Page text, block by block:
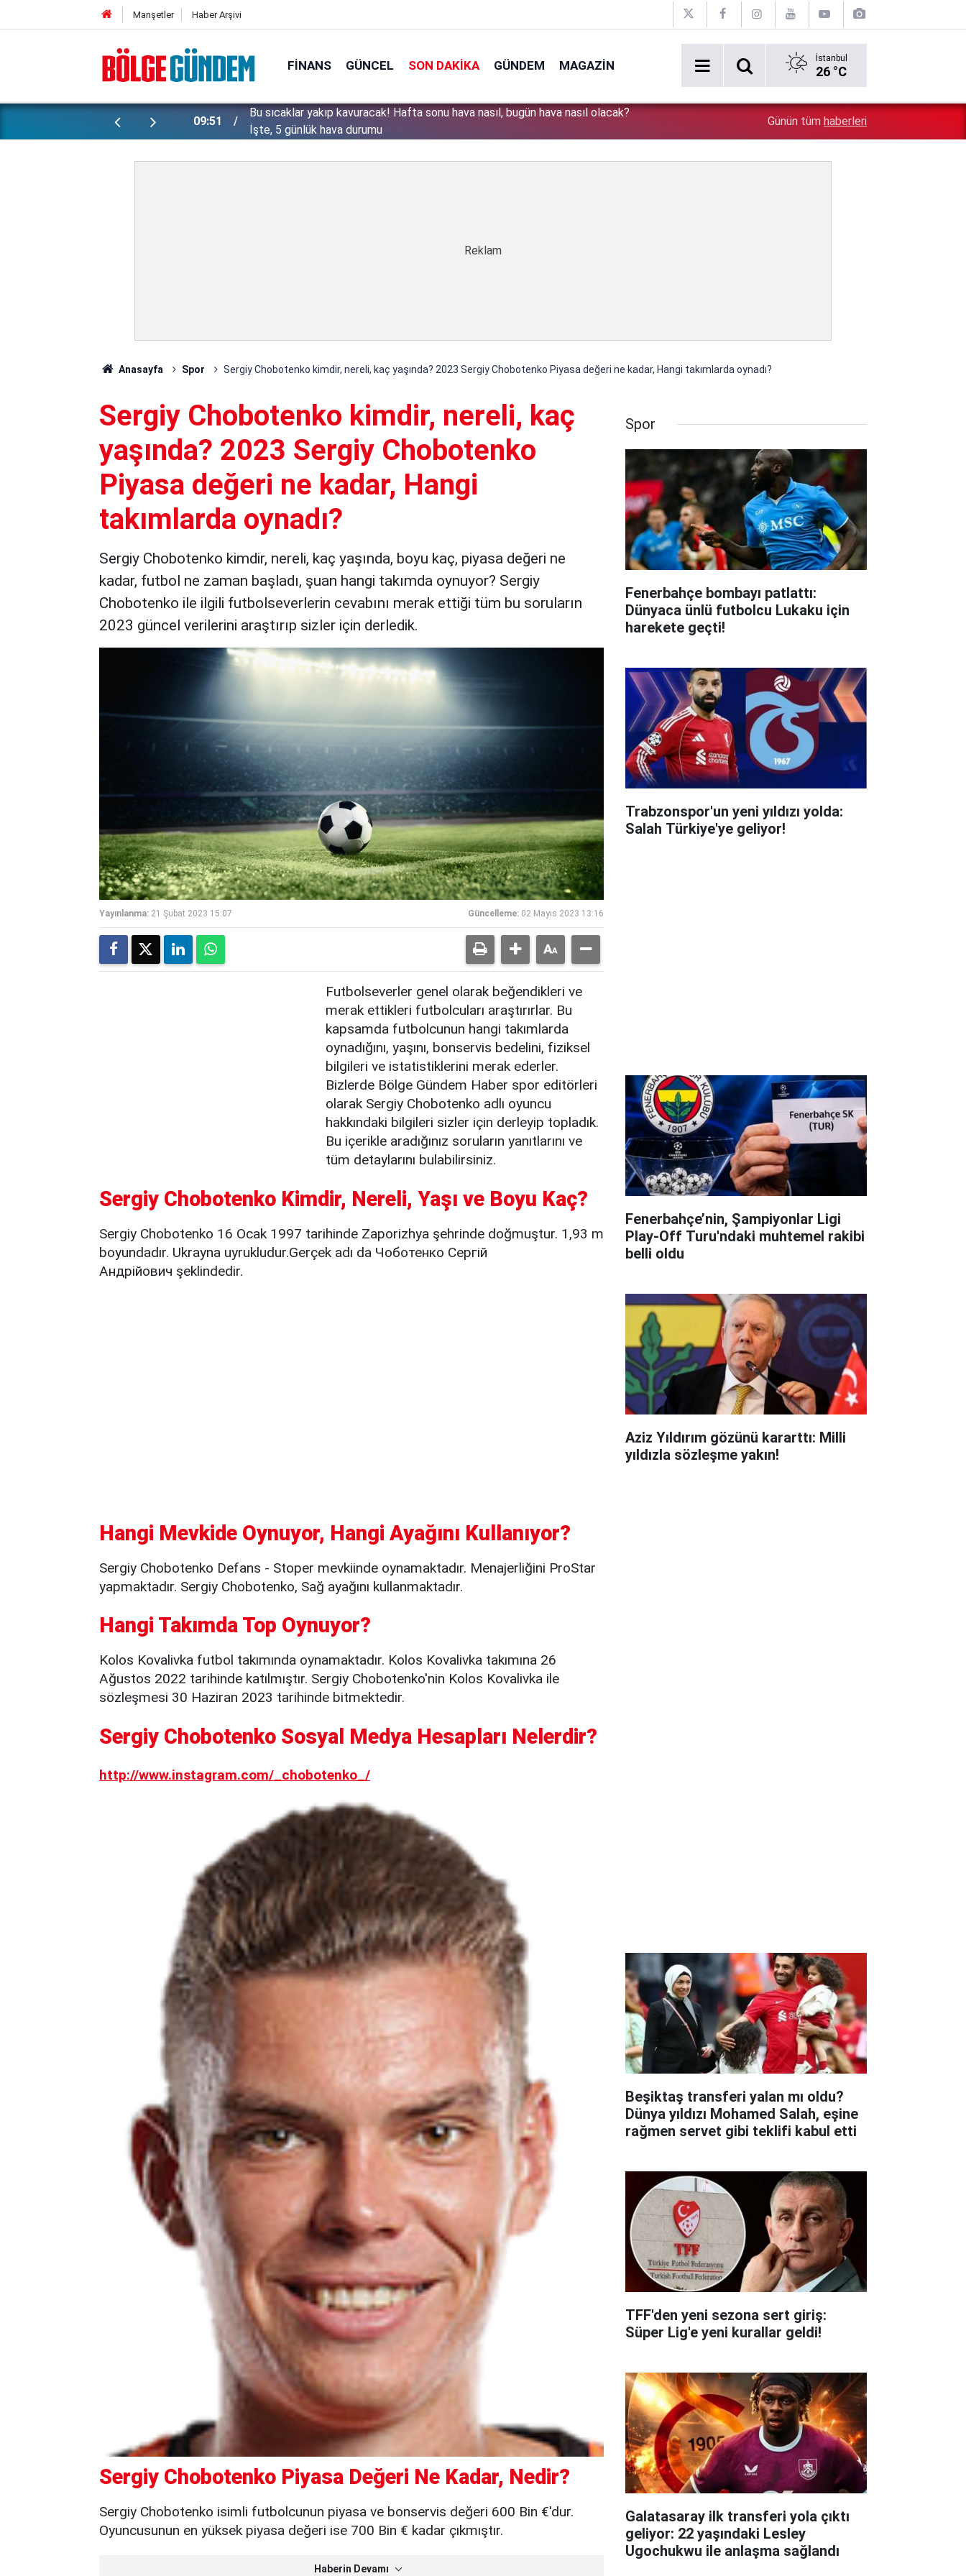
Manşetler Haber Arşivi
FINANS GÜNCEL SON DAKIKA GÜNDEM MAGAZIN İstanbul
26 °C
Başörtülü taraftara alaycı yorumu
09:51
Bu sıcaklar yakıp kavuracak! Hafta sonu hava nasıl, bugün hava nasıl olacak?
İşte, 5 günlük hava durumu
Terörsüz Türkiye yasa teklifi TBMM Adalet
Günün tüm haberleri
Anasayfa Spor Sergiy Chobotenko kimdir, nereli, kaç yaşında? 2023 Sergiy Chobotenko Piyasa değeri ne kadar, Hangi takımlarda oynadı?
Sergiy Chobotenko kimdir, nereli, kaç
yaşında? 2023 Sergiy Chobotenko
Piyasa değeri ne kadar, Hangi
takımlarda oynadı?
Sergiy Chobotenko kimdir, nereli, kaç yaşında, boyu kaç, piyasa değeri ne
kadar, futbol ne zaman başladı, şuan hangi takımda oynuyor? Sergiy
Chobotenko ile ilgili futbolseverlerin cevabını merak ettiği tüm bu soruların
2023 güncel verilerini araştırıp sizler için derledik.
Yayınlanma: 21 Şubat 2023 15:07 Güncelleme: 02 Mayıs 2023 13:16
Futbolseverler genel olarak beğendikleri ve
merak ettikleri futbolcuları araştırırlar. Bu
kapsamda futbolcunun hangi takımlarda
oynadığını, yaşını, bonservis bedelini, fiziksel
bilgileri ve istatistiklerini merak ederler.
Bizlerde Bölge Gündem Haber spor editörleri
olarak Sergiy Chobotenko adlı oyuncu
hakkındaki bilgileri sizler için derleyip topladık.
Bu içerikle aradığınız soruların yanıtlarını ve
tüm detaylarını bulabilirsiniz.
Sergiy Chobotenko Kimdir, Nereli, Yaşı ve Boyu Kaç?
Sergiy Chobotenko 16 Ocak 1997 tarihinde Zaporizhya şehrinde doğmuştur. 1,93 m
boyundadır. Ukrayna uyrukludur.Gerçek adı da Чоботенко Сергій
Андрійович şeklindedir.
Hangi Mevkide Oynuyor, Hangi Ayağını Kullanıyor?
Sergiy Chobotenko Defans - Stoper mevkiinde oynamaktadır. Menajerliğini ProStar
yapmaktadır. Sergiy Chobotenko, Sağ ayağını kullanmaktadır.
Hangi Takımda Top Oynuyor?
Kolos Kovalivka futbol takımında oynamaktadır. Kolos Kovalivka takımına 26
Ağustos 2022 tarihinde katılmıştır. Sergiy Chobotenko'nin Kolos Kovalivka ile
sözleşmesi 30 Haziran 2023 tarihinde bitmektedir.
Sergiy Chobotenko Sosyal Medya Hesapları Nelerdir?
http://www.instagram.com/_chobotenko_/
Sergiy Chobotenko Piyasa Değeri Ne Kadar, Nedir?
Sergiy Chobotenko isimli futbolcunun piyasa ve bonservis değeri 600 Bin €'dur.
Oyuncusunun en yüksek piyasa değeri ise 700 Bin € kadar çıkmıştır.
Haberin Devamı
Spor
Fenerbahçe bombayı patlattı:
Dünyaca ünlü futbolcu Lukaku için
harekete geçti!
Trabzonspor'un yeni yıldızı yolda:
Salah Türkiye'ye geliyor!
Fenerbahçe’nin, Şampiyonlar Ligi
Play-Off Turu'ndaki muhtemel rakibi
belli oldu
Aziz Yıldırım gözünü kararttı: Milli
yıldızla sözleşme yakın!
Beşiktaş transferi yalan mı oldu?
Dünya yıldızı Mohamed Salah, eşine
rağmen servet gibi teklifi kabul etti
TFF'den yeni sezona sert giriş:
Süper Lig'e yeni kurallar geldi!
Galatasaray ilk transferi yola çıktı
geliyor: 22 yaşındaki Lesley
Ugochukwu ile anlaşma sağlandı